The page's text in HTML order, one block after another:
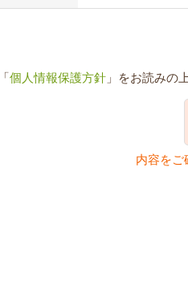
「個人情報保護方針」をお読みの
内容をご